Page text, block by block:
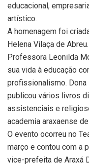
educacional,
artístico.
A homenagem foi
Helena Vilaça de
Professora Leonilda
sua vida à educação
profissionalismo.
publicou vários livros
assistenciais e
academia araxaense
O evento ocorreu no
março e contou com a
vice-prefeita de Araxá